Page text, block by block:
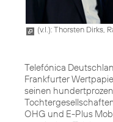
(v.l.): Thorsten Dirks,
Telefónica
Frankfurter
seinen
OHG und E-Plus